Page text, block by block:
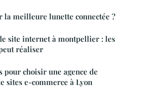
la meilleure lunette connectée ?
site internet à montpellier : les
réaliser
pour choisir une agence de
sites e-commerce à Lyon